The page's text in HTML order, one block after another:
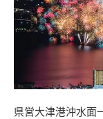
県営大津港沖水面